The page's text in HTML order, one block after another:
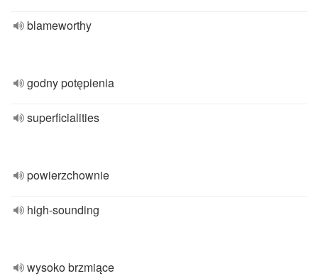
blameworthy
godny potępienia
superficialities
powierzchownie
high-sounding
wysoko brzmiące